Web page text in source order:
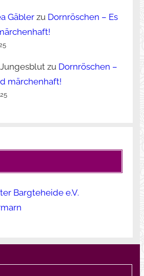
Gäblerzu Dornröschen – Es
zu Dornröschen –
märchenhaft!
Bargteheide e.V.